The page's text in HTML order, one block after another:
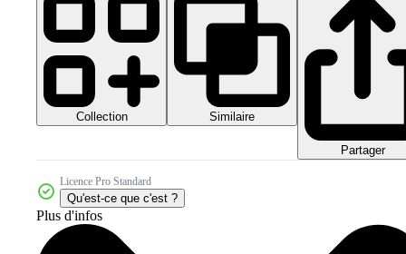
Collection Similaire
Partager
Licence Pro Standard
Qu'est-ce que c'est ?
Plus d'infos